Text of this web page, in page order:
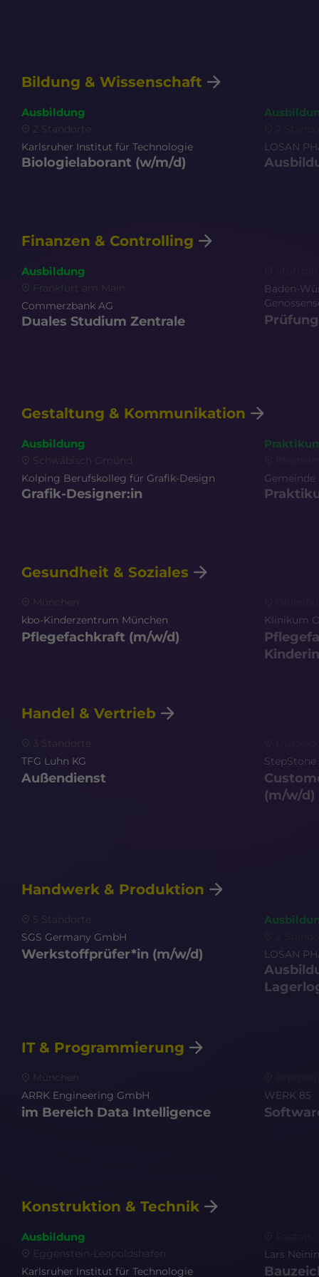
Bildung & Wissenschaft
Karlsruher Institut für Technologie
Ausbildung
Biologielaborant (w/m/d)
2 Standorte
LOSAN
Finanzen & Controlling
Commerzbank AG
Ausbildung
Duales Studium Zentrale
Frankfurt am Main
Baden-
Gestaltung & Kommunikation
Kolping Berufskolleg für Grafik-Design
Ausbildung
Grafik-Designer:in
Schwäbisch Gmünd
Gesundheit & Soziales
kbo-Kinderzentrum München
Pflegefachkraft (m/w/d)
München
Klinikum
Handel & Vertrieb
TFG Luhn KG
Außendienst
3 Standorte
(m/w/d)
Handwerk & Produktion
SGS Germany GmbH
Werkstoffprüfer*in (m/w/d)
5 Standorte
LOSAN
IT & Programmierung
ARRK Engineering GmbH
im Bereich Data Intelligence
München
WERK 85
Konstruktion & Technik
Karlsruher Institut für Technologie
Ausbildung
Eggenstein-Leopoldshafen
Lars